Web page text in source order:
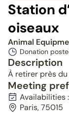
Station
oiseaux
Animal
Donation
Description
À retirer près
Meeting
Availabilities
Paris, 75015